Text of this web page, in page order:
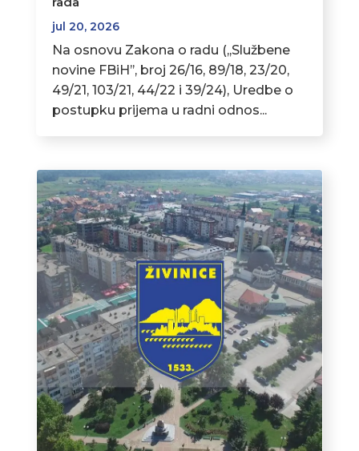
jul 20, 2026
Na osnovu Zakona o radu (,,Službene
novine FBiH’’, broj 26/16, 89/18, 23/20,
49/21, 103/21, 44/22 i 39/24), Uredbe o
postupku prijema u radni odnos...